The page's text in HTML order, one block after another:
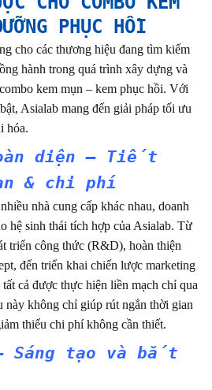
PHỤC HỒI
cho các thương hiệu đang tìm kiếm
hành trong quá trình xây dựng và
kem mụn – kem phục hồi. Với
Asialab mang đến giải pháp tối ưu
hóa.
diện – Tiết
& chi phí
nhà cung cấp khác nhau, doanh
hệ sinh thái tích hợp của Asialab. Từ
triển công thức (R&D), hoàn thiện
đến triển khai chiến lược marketing
cả được thực hiện liền mạch chỉ qua
không chỉ giúp rút ngắn thời gian
thiểu chi phí không cần thiết.
– Sáng tạo và bắt